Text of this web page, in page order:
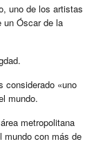
uno de los artistas
un Óscar de la
considerado «uno
mundo.
metropolitana
mundo con más de